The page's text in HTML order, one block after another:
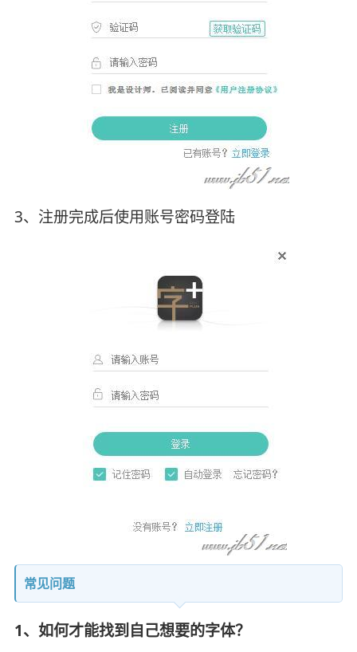
3、注册完成后使用账号密码登陆
常见问题
1、如何才能找到自己想要的字体？